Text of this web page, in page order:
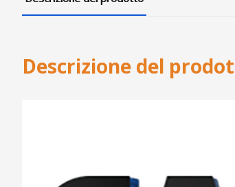
Descrizione del